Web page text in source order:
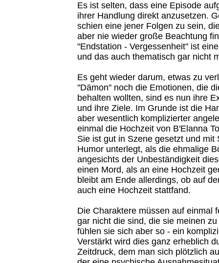
Es ist selten, dass eine Episode
ihrer Handlung direkt anzusetzen.
schien eine jener Folgen zu sein,
aber nie wieder große Beachtung
"Endstation - Vergessenheit" ist
und das auch thematisch gar nicht
Es geht wieder darum, etwas zu
"Dämon" noch die Emotionen, die
behalten wollten, sind es nun ihre
und ihre Ziele. Im Grunde ist die
aber wesentlich komplizierter
einmal die Hochzeit von B'Elanna
Sie ist gut in Szene gesetzt und mit
Humor unterlegt, als die ehmalige
angesichts der Unbeständigkeit
einen Mord, als an eine Hochzeit
bleibt am Ende allerdings, ob auf
auch eine Hochzeit stattfand.
Die Charaktere müssen auf einmal
gar nicht die sind, die sie meinen
fühlen sie sich aber so - ein
Verstärkt wird dies ganz erheblich
Zeitdruck, dem man sich plötzlich